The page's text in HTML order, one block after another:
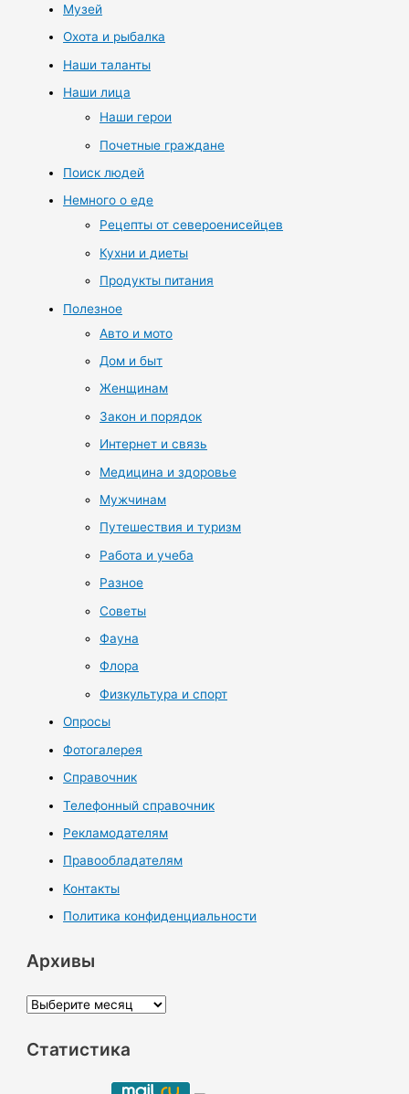
Музей
Охота и рыбалка
Наши таланты
Наши лица
Наши герои
Почетные граждане
Поиск людей
Немного о еде
Рецепты от североенисейцев
Кухни и диеты
Продукты питания
Полезное
Авто и мото
Дом и быт
Женщинам
Закон и порядок
Интернет и связь
Медицина и здоровье
Мужчинам
Путешествия и туризм
Работа и учеба
Разное
Советы
Фауна
Флора
Физкультура и спорт
Опросы
Фотогалерея
Справочник
Телефонный справочник
Рекламодателям
Правообладателям
Контакты
Политика конфиденциальности
Архивы
А
х
Статистика